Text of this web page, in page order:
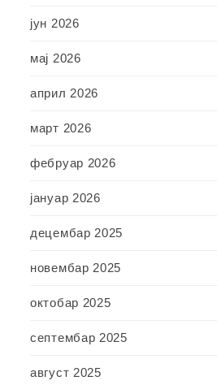
јун 2026
мај 2026
април 2026
март 2026
фебруар 2026
јануар 2026
децембар 2025
новембар 2025
октобар 2025
септембар 2025
август 2025